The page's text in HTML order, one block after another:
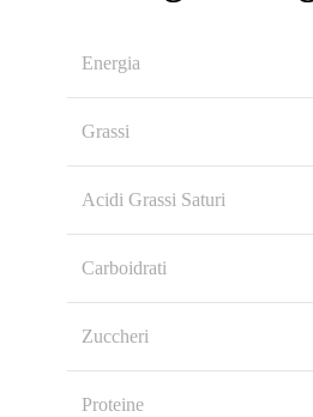
Energia
Grassi
Acidi Grassi Saturi
Carboidrati
Zuccheri
Proteine